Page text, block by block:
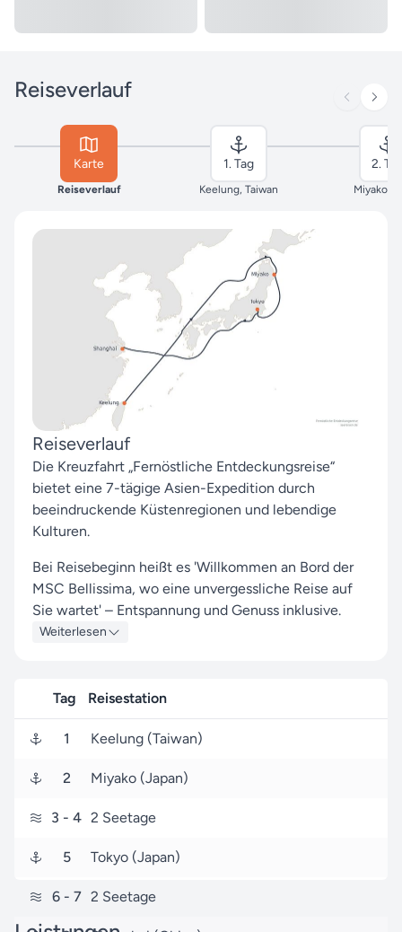
Reiseverlauf
Karte
Reiseverlauf
1. Tag
Keelung, Taiwan
2.
Miyako,
Reiseverlauf
Die Kreuzfahrt „Fernöstliche Entdeckungsreise“
bietet eine 7-tägige Asien-Expedition durch
beeindruckende Küstenregionen und lebendige
Kulturen.
Bei Reisebeginn heißt es 'Willkommen an Bord der
MSC Bellissima, wo eine unvergessliche Reise auf
Sie wartet' – Entspannung und Genuss inklusive.
Sehenswürdigkeiten und unvergessliche Eindrücke
sammeln können.
Ihre Kreuzfahrt startet am 13. Januar 2027 in
Keelung (Taiwan) und endet nach 7 Tagen am 20.
Januar 2027 in Shanghai (China).
Seereisen.de ist Ihr zuverlässiger Partner für MSC
Cruises-Reisen, und unser Ziel ist es, Ihnen mit
unserer Erfahrung und unseren Services ein
einzigartiges Reiseerlebnis zu bieten.
Weitere Asien-Reisen entdecken Sie mit Hilfe der
Weiterlesen
Tag Reisestation
1 Keelung (Taiwan)
2 Miyako (Japan)
3 - 4 2 Seetage
5 Tokyo (Japan)
6 - 7 2 Seetage